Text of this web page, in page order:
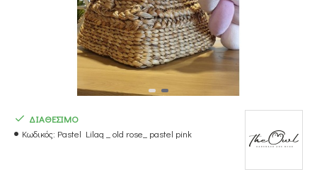
ΔΙΑΘΕΣΙΜΟ
Κωδικός: Pastel Lilaq _ old rose_ pastel pink